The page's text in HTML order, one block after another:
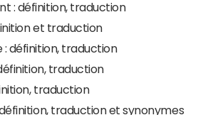
: définition, traduction
et traduction
: définition, traduction
traduction
traduction
traduction et synonymes